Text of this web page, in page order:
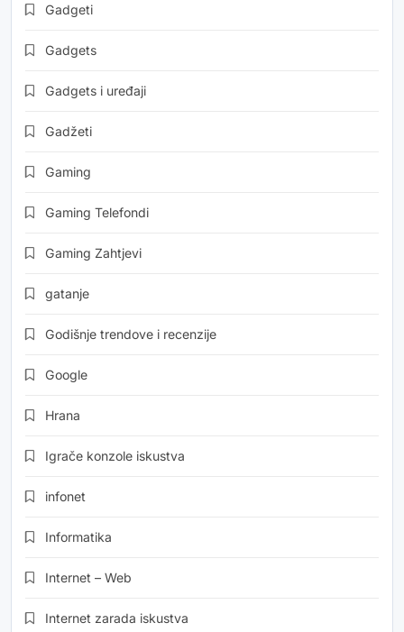
Gadgeti
Gadgets
Gadgets i uređaji
Gadžeti
Gaming
Gaming Telefondi
Gaming Zahtjevi
gatanje
Godišnje trendove i recenzije
Google
Hrana
Igrače konzole iskustva
infonet
Informatika
Internet – Web
Internet zarada iskustva